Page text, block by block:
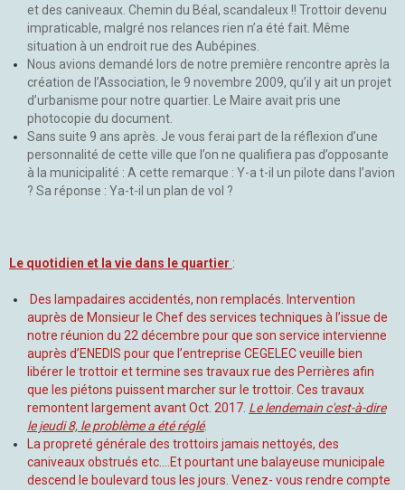
et des caniveaux. Chemin du Béal, scandaleux !! Trottoir devenu
impraticable, malgré nos relances rien n’a été fait. Même
situation à un endroit rue des Aubépines.
Nous avions demandé lors de notre première rencontre après la
création de l’Association, le 9 novembre 2009, qu’il y ait un projet
d’urbanisme pour notre quartier. Le Maire avait pris une
photocopie du document.
Sans suite 9 ans après. Je vous ferai part de la réflexion d’une
personnalité de cette ville que l’on ne qualifiera pas d’opposante
à la municipalité : A cette remarque : Y-a t-il un pilote dans l’avion
? Sa réponse : Ya-t-il un plan de vol ?
Le quotidien et la vie dans le quartier :
Des lampadaires accidentés, non remplacés. Intervention
auprès de Monsieur le Chef des services techniques à l’issue de
notre réunion du 22 décembre pour que son service intervienne
auprès d’ENEDIS pour que l’entreprise CEGELEC veuille bien
libérer le trottoir et termine ses travaux rue des Perrières afin
que les piétons puissent marcher sur le trottoir. Ces travaux
remontent largement avant Oct. 2017. Le lendemain c'est-à-dire
le jeudi 8, le problème a été réglé.
La propreté générale des trottoirs jamais nettoyés, des
caniveaux obstrués etc.…Et pourtant une balayeuse municipale
descend le boulevard tous les jours. Venez- vous rendre compte